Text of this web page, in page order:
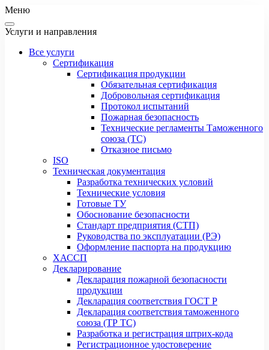
Меню
Услуги и направления
Все услуги
Сертификация
Сертификация продукции
Обязательная сертификация
Добровольная сертификация
Протокол испытаний
Пожарная безопасность
Технические регламенты Таможенного
союза (ТС)
Отказное письмо
ISO
Техническая документация
Разработка технических условий
Технические условия
Готовые ТУ
Обоснование безопасности
Стандарт предприятия (СТП)
Руководства по эксплуатации (РЭ)
Оформление паспорта на продукцию
ХАССП
Декларирование
Декларация пожарной безопасности
продукции
Декларация соответствия ГОСТ Р
Декларация соответствия таможенного
союза (ТР ТС)
Разработка и регистрация штрих-кода
Регистрационное удостоверение